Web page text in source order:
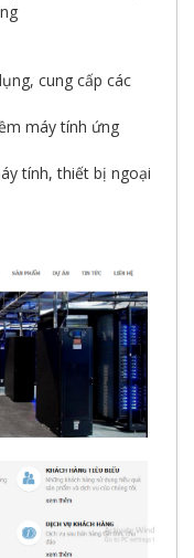
cung cấp các
máy tính ứng
tính, thiết bị ngoại